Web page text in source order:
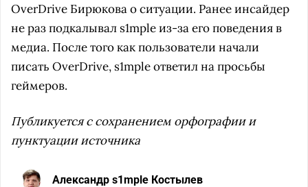
OverDrive Бирюкова о ситуации. Ранее инсайдер
не раз подкалывал s1mple из-за его поведения в
медиа. После того как пользователи начали
писать OverDrive, s1mple ответил на просьбы
геймеров.
Публикуется с сохранением орфографии и
пунктуации источника
Александр s1mple Костылев